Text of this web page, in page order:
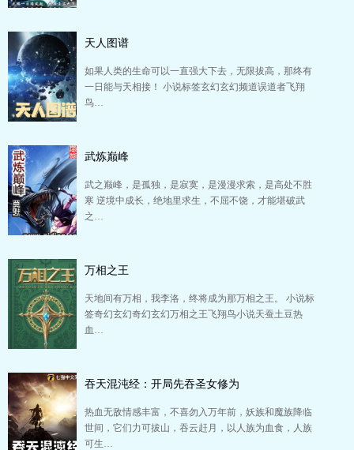
天人图谱
如果人类的生命可以一直强大下去，无限拔高，那终有
一日能与天相接！ 小说标签玄幻玄幻频道误道者飞翔
鸟…
武炼巅峰
武之巅峰，是孤独，是寂寞，是漫漫求索，是高处不胜
寒 逆境中成长，绝地里求生，不屈不饶，才能堪破武
之…
万相之王
天地间有万相，我李洛，终将成为那万相之王。 小说标
签奇幻玄幻奇幻玄幻万相之王飞翔鸟小说天蚕土豆热
血…
吞天混沌经：开局先吞圣女修为
热血无敌情感丰富，不喜勿入万年前，妖族和魔族降临
世间，它们力可拔山，吞云赶月，以人族为血食，人族
可生…